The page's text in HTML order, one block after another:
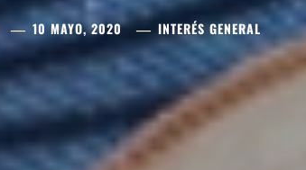
10 MAYO, 2020 INTERÉS GENERAL